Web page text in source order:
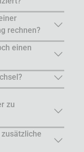
rechnen?
einen
zu